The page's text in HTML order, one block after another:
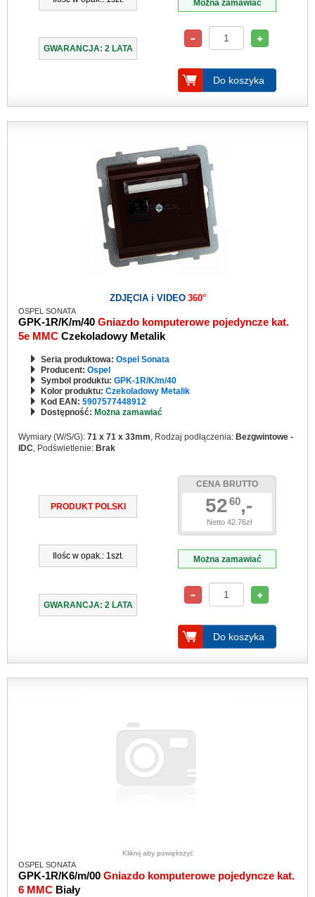
GWARANCJA: 2 LATA
Można zamawiać
Do koszyka
ZDJĘCIA i VIDEO 360°
OSPEL SONATA
GPK-1R/K/m/40 Gniazdo komputerowe pojedyncze kat.
5e MMC Czekoladowy Metalik
Seria produktowa: Ospel Sonata
Producent: Ospel
Symbol produktu: GPK-1R/K/m/40
Kolor produktu: Czekoladowy Metalik
Kod EAN: 5907577448912
Dostępność: Można zamawiać
Wymiary (W/S/G): 71 x 71 x 33mm, Rodzaj podłączenia: Bezgwintowe -
IDC, Podświetlenie: Brak
PRODUKT POLSKI
Ilośc w opak.: 1szt.
GWARANCJA: 2 LATA
CENA BRUTTO
5260,-
Netto 42.76zł
Można zamawiać
Do koszyka
Kliknij aby powiększyć
OSPEL SONATA
GPK-1R/K6/m/00 Gniazdo komputerowe pojedyncze kat.
6 MMC Biały